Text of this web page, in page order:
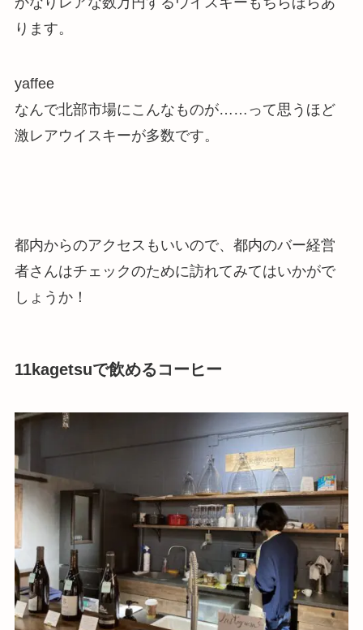
ります。
yaffee
なんで北部市場にこんなものが……って思うほど
激レアウイスキーが多数です。
都内からのアクセスもいいので、都内のバー経営
者さんはチェックのために訪れてみてはいかがで
しょうか！
11kagetsuで飲めるコーヒー